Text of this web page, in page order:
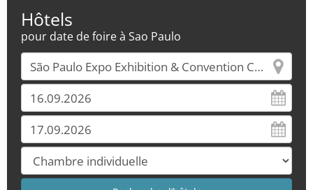
Hôtels
pour date de foire à Sao Paulo